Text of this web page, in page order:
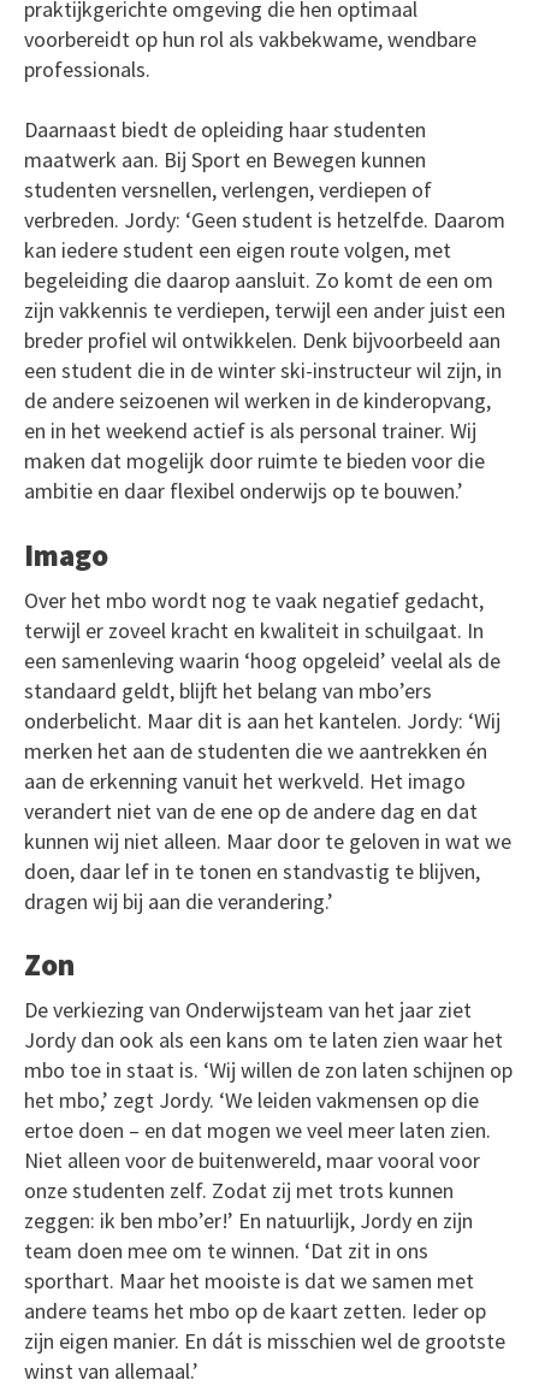
praktijkgerichte omgeving die hen optimaal
voorbereidt op hun rol als vakbekwame, wendbare
professionals.
Daarnaast biedt de opleiding haar studenten
maatwerk aan. Bij Sport en Bewegen kunnen
studenten versnellen, verlengen, verdiepen of
verbreden. Jordy: ‘Geen student is hetzelfde. Daarom
kan iedere student een eigen route volgen, met
begeleiding die daarop aansluit. Zo komt de een om
zijn vakkennis te verdiepen, terwijl een ander juist een
breder profiel wil ontwikkelen. Denk bijvoorbeeld aan
een student die in de winter ski-instructeur wil zijn, in
de andere seizoenen wil werken in de kinderopvang,
en in het weekend actief is als personal trainer. Wij
maken dat mogelijk door ruimte te bieden voor die
ambitie en daar flexibel onderwijs op te bouwen.’
Imago
Over het mbo wordt nog te vaak negatief gedacht,
terwijl er zoveel kracht en kwaliteit in schuilgaat. In
een samenleving waarin ‘hoog opgeleid’ veelal als de
standaard geldt, blijft het belang van mbo’ers
onderbelicht. Maar dit is aan het kantelen. Jordy: ‘Wij
merken het aan de studenten die we aantrekken én
aan de erkenning vanuit het werkveld. Het imago
verandert niet van de ene op de andere dag en dat
kunnen wij niet alleen. Maar door te geloven in wat we
doen, daar lef in te tonen en standvastig te blijven,
dragen wij bij aan die verandering.’
Zon
De verkiezing van Onderwijsteam van het jaar ziet
Jordy dan ook als een kans om te laten zien waar het
mbo toe in staat is. ‘Wij willen de zon laten schijnen op
het mbo,’ zegt Jordy. ‘We leiden vakmensen op die
ertoe doen – en dat mogen we veel meer laten zien.
Niet alleen voor de buitenwereld, maar vooral voor
onze studenten zelf. Zodat zij met trots kunnen
zeggen: ik ben mbo’er!’ En natuurlijk, Jordy en zijn
team doen mee om te winnen. ‘Dat zit in ons
sporthart. Maar het mooiste is dat we samen met
andere teams het mbo op de kaart zetten. Ieder op
zijn eigen manier. En dát is misschien wel de grootste
winst van allemaal.’